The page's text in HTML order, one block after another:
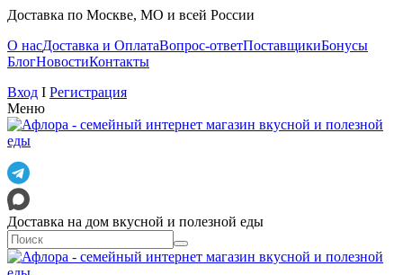
Доставка по Москве, МО и всей России
О насДоставка и ОплатаВопрос-ответПоставщикиБонусы
БлогНовостиКонтакты
Вход I Регистрация
Меню
Доставка на дом вкусной и полезной еды